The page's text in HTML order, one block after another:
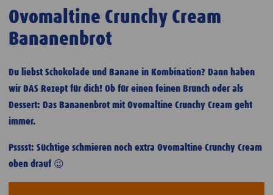
Ovomaltine Crunchy Cream
Bananenbrot
Du liebst Schokolade und Banane in Kombination? Dann haben
wir DAS Rezept für dich! Ob für einen feinen Brunch oder als
Dessert: Das Bananenbrot mit Ovomaltine Crunchy Cream geht
immer.
Psssst: Süchtige schmieren noch extra Ovomaltine Crunchy Cream
oben drauf 😉